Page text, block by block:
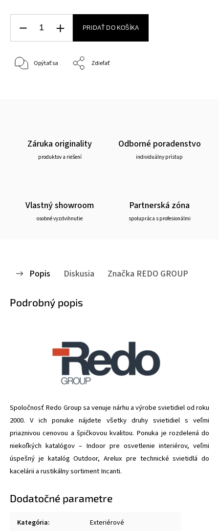
PRIDAŤ DO KOŠÍKA
Opýtať sa Zdieľať
Záruka originality
produktov a riešení
Odborné poradenstvo
individuálny prístup
Vlastný showroom
osobné vyzdvihnutie
Partnerská zóna
spolupráca s profesionálmi
Popis Diskusia Značka REDO GROUP
Podrobný popis
Spoločnosť Redo Group sa venuje nárhu a výrobe svietidiel od roku
2000. V ich ponuke nájdete všetky druhy svietidiel s veľmi
priaznivou cenovou a špičkovou kvalitou. Ponuka je rozdelená do
niekoľkých katalógov – Indoor pre osvetlenie interiérov, veľmi
úspešný je katalóg Outdoor, Arelux pre technické svietidlá do
kacelárii a rustikálny sortiment Incanti.
Dodatočné parametre
Kategória: Exteriérové